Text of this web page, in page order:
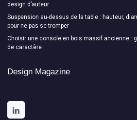
design d’auteur
Suspension au-dessus de la table : hauteur,
pour ne pas se tromper
Choisir une console en bois massif ancienne :
de caractère
Design Magazine